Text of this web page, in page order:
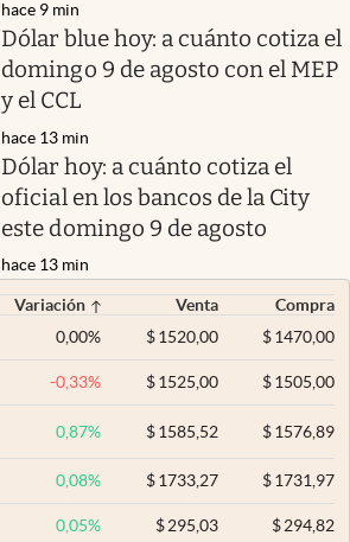
hace 9 min
Dólar blue hoy: a cuánto cotiza el
domingo 9 de agosto con el MEP
y el CCL
hace 13 min
Dólar hoy: a cuánto cotiza el
oficial en los bancos de la City
este domingo 9 de agosto
hace 13 min
Variación Venta
Compra
0,00% $ 1520,00 $1470,00
-0,33% $ 1525,00 $1505,00
0,87% $ 1585,52 $1576,89
0,08% $ 1733,27 $1731,97
0,05% $295,03 $294,82